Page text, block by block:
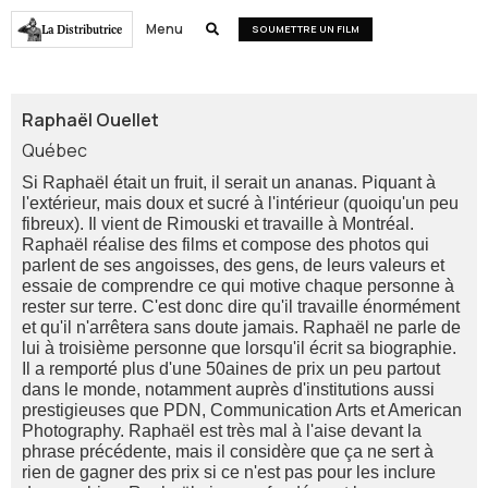
La Distributrice Menu  SOUMETTRE UN FILM
Raphaël Ouellet
Québec
Si Raphaël était un fruit, il serait un ananas. Piquant à
l'extérieur, mais doux et sucré à l'intérieur (quoiqu'un peu
fibreux). Il vient de Rimouski et travaille à Montréal.
Raphaël réalise des films et compose des photos qui
parlent de ses angoisses, des gens, de leurs valeurs et
essaie de comprendre ce qui motive chaque personne à
rester sur terre. C'est donc dire qu'il travaille énormément
et qu'il n'arrêtera sans doute jamais. Raphaël ne parle de
lui à troisième personne que lorsqu'il écrit sa biographie.
Il a remporté plus d'une 50aines de prix un peu partout
dans le monde, notamment auprès d'institutions aussi
prestigieuses que PDN, Communication Arts et American
Photography. Raphaël est très mal à l'aise devant la
phrase précédente, mais il considère que ça ne sert à
rien de gagner des prix si ce n'est pas pour les inclure